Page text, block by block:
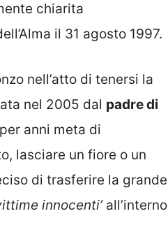
chiarita
il 31 agosto 1997.
nell’atto di tenersi la
nel 2005 dal padre di
anni meta di
lasciare un fiore o un
di trasferire la grande
innocenti’all’interno